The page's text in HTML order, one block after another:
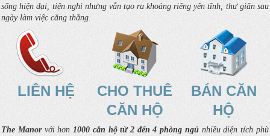
sống hiện đại, tiện nghi nhưng vẫn tạo ra khoảng riêng yên tĩnh, thư giãn sau
ngày làm việc căng thẳng.
LIÊN HỆ
CHO THUÊ
CĂN HỘ
BÁN CĂN
HỘ
The Manorvới hơn1000 căn hộ từ 2 đến 4 phòng ngủnhiều diện tích phù